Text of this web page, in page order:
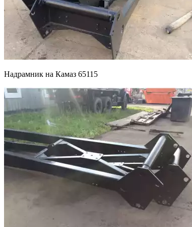
Надрамник на Камаз 65115